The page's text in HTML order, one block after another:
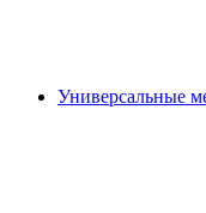
Универсальные